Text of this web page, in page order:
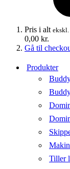
Pris i alt ekskl.
0,00 kr.
Gå til
Produkter
Tiller